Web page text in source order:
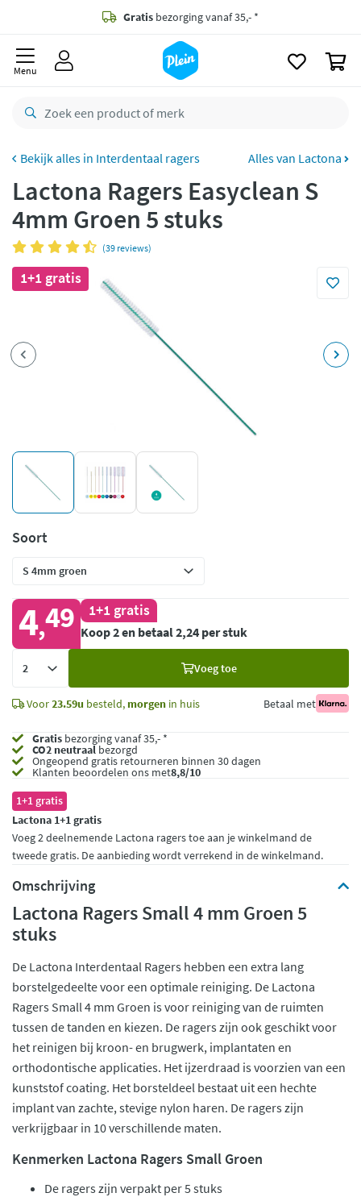
Gratis bezorging vanaf 35,- *
besteld,
retourneren
CO2 neutraal
Betaal met Klarna
Menu
Interdentaal ragers Alles van Lactona
Lactona Ragers Easyclean S
4mm Groen 5 stuks
(39 reviews)
1+1 gratis
Soort
4,49 1+1 gratis
Koop 2 en betaal 2,24 per stuk
Voeg toe
Voor23.59u besteld, morgen in huis Betaal met
Gratis bezorging vanaf 35,- *
CO2 neutraalbezorgd
Ongeopend gratis retourneren binnen 30 dagen
Klanten beoordelen ons met8,8/10
1+1 gratis
Lactona 1+1 gratis
Voeg 2 deelnemende Lactona ragers toe aan je winkelmand de
tweede gratis. De aanbieding wordt verrekend in de winkelmand.
Omschrijving
Lactona Ragers Small 4 mm Groen 5
stuks
De Lactona Interdentaal Ragers hebben een extra lang
borstelgedeelte voor een optimale reiniging. De Lactona
Ragers Small 4 mm Groen is voor reiniging van de ruimten
tussen de tanden en kiezen. De ragers zijn ook geschikt voor
het reinigen bij kroon- en brugwerk, implantaten en
orthodontische applicaties. Het ijzerdraad is voorzien van een
kunststof coating. Het borsteldeel bestaat uit een hechte
implant van zachte, stevige nylon haren. De ragers zijn
verkrijgbaar in 10 verschillende maten.
Kenmerken Lactona Ragers Small Groen
De ragers zijn verpakt per 5 stuks